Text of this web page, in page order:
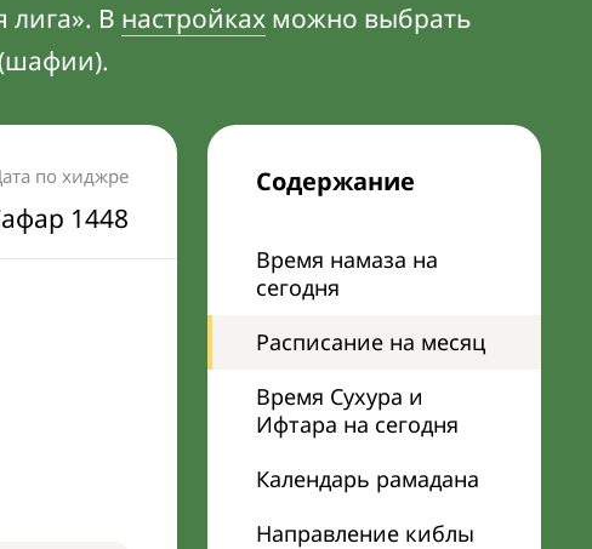
лига». В настройках можно выбрать
Содержание
Время намаза на
сегодня
Расписание на месяц
Время Сухура и
Ифтара на сегодня
Календарь рамадана
Направление киблы
по хиджре
1448